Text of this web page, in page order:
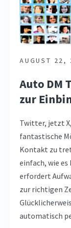
AUGUST 22,
Auto DM
zur
Twitter, jetzt
fantastische
Kontakt zu
einfach, wie
erfordert
zur richtigen
automatisch